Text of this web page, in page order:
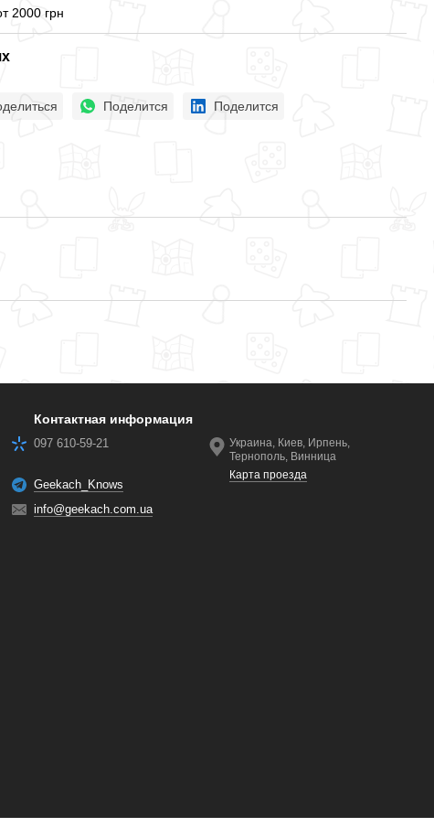
2000 грн
Поделится Поделится
Контактная информация
097 610-59-21
Geekach_Knows
info@geekach.com.ua
Украина, Киев, Ирпень,
Тернополь, Винница
Карта проезда